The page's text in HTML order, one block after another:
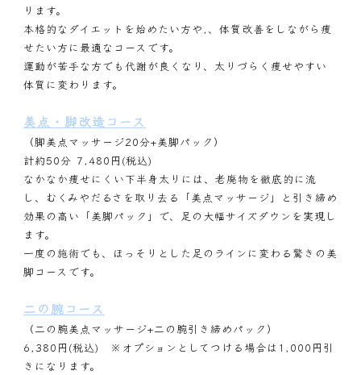
ります。
本格的なダイエットを始めたい方や,、体質改善をしながら痩
せたい方に最適なコースです。
運動が苦手な方でも代謝が良くなり、太りづらく痩せやすい
体質に変わります。
美点・脚改造コース
（脚美点マッサージ20分+美脚パック）
計約50分 7,480円(税込)
なかなか痩せにくい下半身太りには、老廃物を徹底的に流
し、むくみやだるさを取り去る「美点マッサージ」と引き締め
効果の高い「美脚パック」で、足の大幅サイズダウンを実現し
ます。
一度の施術でも、ほっそりとした足のラインに変わる驚きの美
脚コースです。
二の腕コース
（二の腕美点マッサージ+二の腕引き締めパック）
6,380円(税込) ※オプションとしてつける場合は1,000円引
きになります。